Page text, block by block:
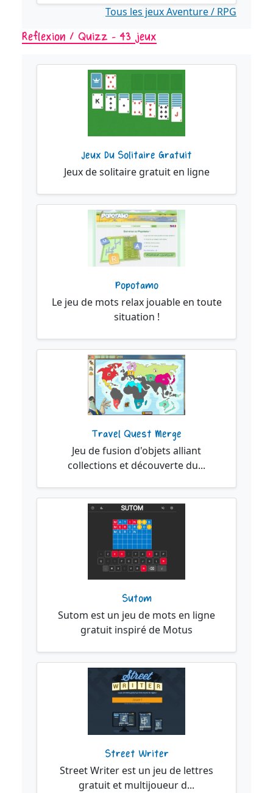
Tous les jeux Aventure / RPG
Reflexion / Quizz - 43 jeux
Jeux Du Solitaire Gratuit
Jeux de solitaire gratuit en ligne
Popotamo
Le jeu de mots relax jouable en toute
situation !
Travel Quest Merge
Jeu de fusion d'objets alliant
collections et découverte du...
Sutom
Sutom est un jeu de mots en ligne
gratuit inspiré de Motus
Street Writer
Street Writer est un jeu de lettres
gratuit et multijoueur d...